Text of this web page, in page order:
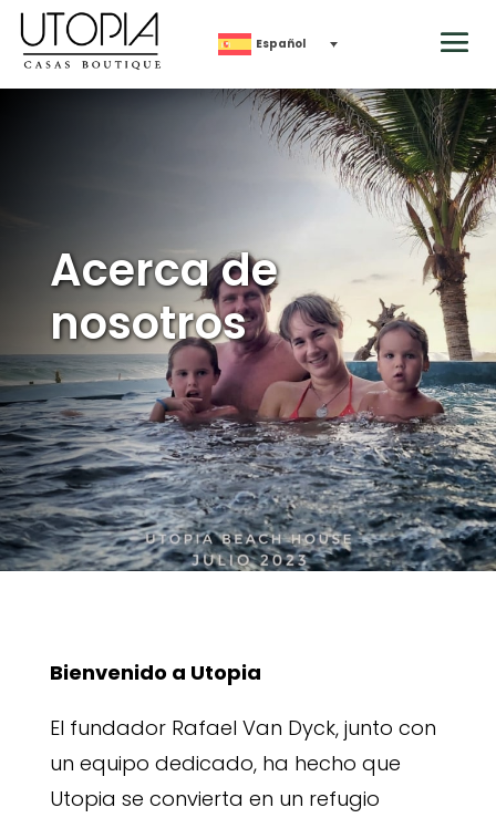
Español
Acerca de
nosotros
Bienvenido a Utopia
El fundador Rafael Van Dyck, junto con
un equipo dedicado, ha hecho que
Utopia se convierta en un refugio